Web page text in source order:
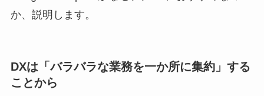
か、説明します。
DXは「バラバラな業務を一か所に集約」する
ことから